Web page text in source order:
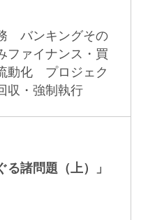
バンキングその
ァイナンス・買
動化 プロジェク
収・強制執行
る諸問題（上）」